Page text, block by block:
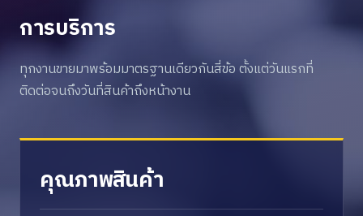
การบริการ
ทุกงานขายมาพร้อมมาตรฐานเดียวกันสี่ข้อ ตั้งแต่วันแรกที่
ติดต่อจนถึงวันที่สินค้าถึงหน้างาน
คุณภาพสินค้า